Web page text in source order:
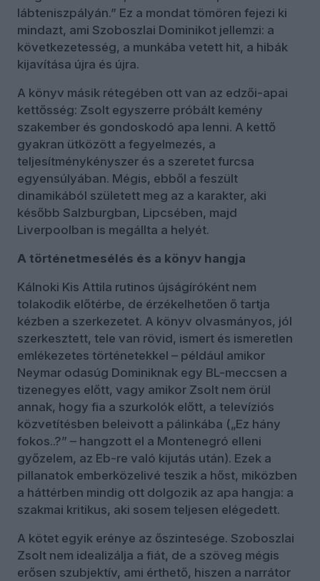
lábteniszpályán.” Ez a mondat tömören fejezi ki
mindazt, ami Szoboszlai Dominikot jellemzi: a
következetesség, a munkába vetett hit, a hibák
kijavítása újra és újra.
A könyv másik rétegében ott van az edzői-apai
kettősség: Zsolt egyszerre próbált kemény
szakember és gondoskodó apa lenni. A kettő
gyakran ütközött a fegyelmezés, a
teljesítménykényszer és a szeretet furcsa
egyensúlyában. Mégis, ebből a feszült
dinamikából született meg az a karakter, aki
később Salzburgban, Lipcsében, majd
Liverpoolban is megállta a helyét.
A történetmesélés és a könyv hangja
Kálnoki Kis Attila rutinos újságíróként nem
tolakodik előtérbe, de érzékelhetően ő tartja
kézben a szerkezetet. A könyv olvasmányos, jól
szerkesztett, tele van rövid, ismert és ismeretlen
emlékezetes történetekkel – például amikor
Neymar odasúg Dominiknak egy BL-meccsen a
tizenegyes előtt, vagy amikor Zsolt nem örül
annak, hogy fia a szurkolók előtt, a televíziós
közvetítésben beleivott a pálinkába („Ez hány
fokos..?” – hangzott el a Montenegró elleni
győzelem, az Eb-re való kijutás után). Ezek a
pillanatok emberközelivé teszik a hőst, miközben
a háttérben mindig ott dolgozik az apa hangja: a
szakmai kritikus, aki sosem teljesen elégedett.
A kötet egyik erénye az őszintesége. Szoboszlai
Zsolt nem idealizálja a fiát, de a szöveg mégis
erősen szubjektív, ami érthető, hiszen a narrátor